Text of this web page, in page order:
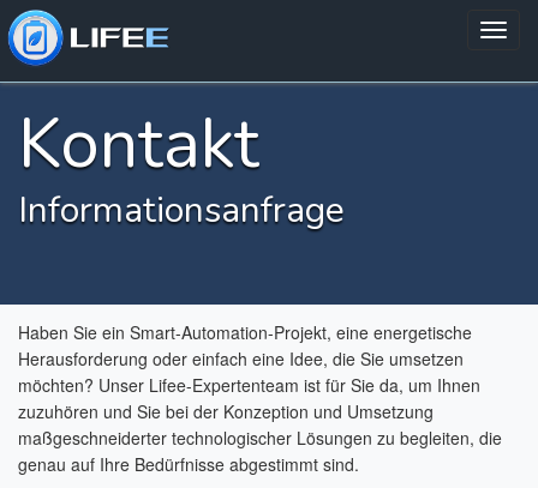
Kontakt
Informationsanfrage
Haben Sie ein Smart-Automation-Projekt, eine energetische
Herausforderung oder einfach eine Idee, die Sie umsetzen
möchten? Unser Lifee-Expertenteam ist für Sie da, um Ihnen
zuzuhören und Sie bei der Konzeption und Umsetzung
maßgeschneiderter technologischer Lösungen zu begleiten, die
genau auf Ihre Bedürfnisse abgestimmt sind.